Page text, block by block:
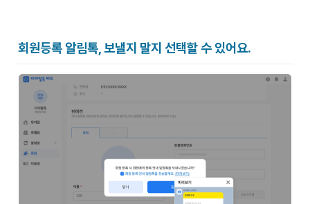
회원등록 알림톡, 보낼지 말지 선택할 수 있어요.